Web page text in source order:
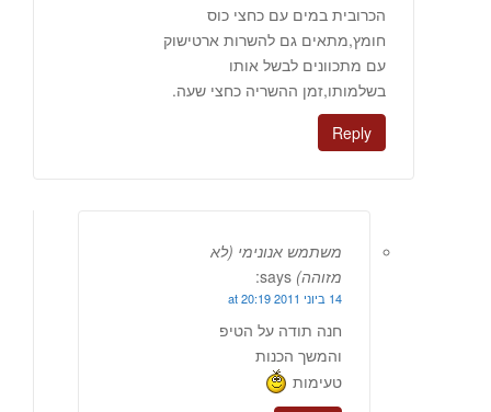
הכרובית במים עם כחצי כוס
חומץ,מתאים גם להשרות ארטישוק
עם מתכוונים לבשל אותו
בשלמותו,זמן ההשריה כחצי שעה.
Reply
משתמש אנונימי (לא
מזוהה) says:
14 ביוני 2011 at 20:19
חנה תודה על הטיפ
והמשך הכנות
טעימות